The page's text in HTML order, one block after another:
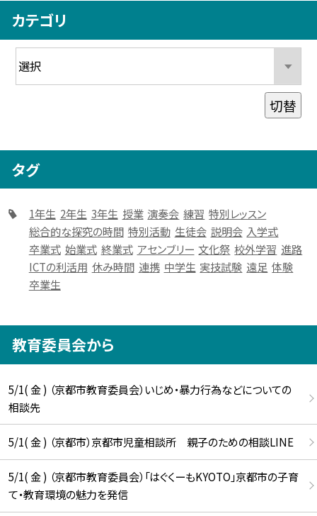
カテゴリ
切替
タグ
1年生 2年生 3年生 授業 演奏会 練習 特別レッスン
総合的な探究の時間 特別活動 生徒会 説明会 入学式
卒業式 始業式 終業式 アセンブリー 文化祭 校外学習 進路
ICTの利活用 休み時間 連携 中学生 実技試験 遠足 体験
卒業生
教育委員会から
5/1( 金 ) （京都市教育委員会）いじめ・暴力行為などについての
相談先
5/1( 金 ) （京都市）京都市児童相談所 親子のための相談LINE
5/1( 金 ) （京都市教育委員会）「はぐくーもKYOTO」京都市の子育
て・教育環境の魅力を発信